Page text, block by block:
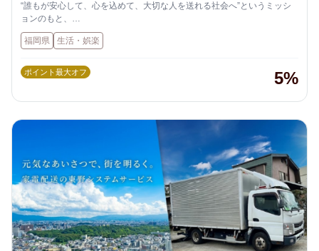
“誰もが安心して、心を込めて、大切な人を送れる社会へ”というミッシ
ョンのもと、
テクノロジーと真心を融合させた新しい葬送のカタチを提供していま
す。
オンライン葬儀・ハイブリッド葬（対面＋配信）への対応
福岡県 生活・娯楽
ポイント最大オフ 5%